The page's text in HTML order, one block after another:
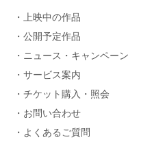
上映中の作品
公開予定作品
ニュース・キャンペーン
サービス案内
チケット購入・照会
お問い合わせ
よくあるご質問